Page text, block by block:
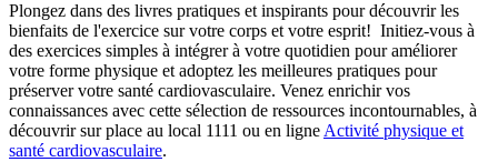
Plongez dans des livres pratiques et inspirants pour découvrir les
bienfaits de l'exercice sur votre corps et votre esprit! Initiez-vous à
des exercices simples à intégrer à votre quotidien pour améliorer
votre forme physique et adoptez les meilleures pratiques pour
préserver votre santé cardiovasculaire. Venez enrichir vos
connaissances avec cette sélection de ressources incontournables, à
découvrir sur place au local 1111 ou en ligne Activité physique et
santé cardiovasculaire.